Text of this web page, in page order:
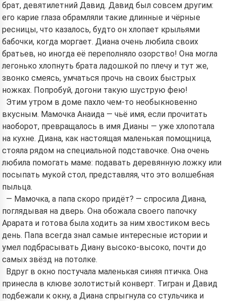
брат, девятилетний Давид. Давид был совсем другим:
его карие глаза обрамляли такие длинные и чёрные
ресницы, что казалось, будто он хлопает крыльями
бабочки, когда моргает. Диана очень любила своих
братьев, но иногда её переполняло озорство! Она могла
легонько хлопнуть брата ладошкой по плечу и тут же,
звонко смеясь, умчаться прочь на своих быстрых
ножках. Попробуй, догони такую шуструю фею!
Этим утром в доме пахло чем-то необыкновенно
вкусным. Мамочка Анаида — чьё имя, если прочитать
наоборот, превращалось в имя Дианы — уже хлопотала
на кухне. Диана, как настоящая маленькая помощница,
стояла рядом на специальной подставочке. Она очень
любила помогать маме: подавать деревянную ложку или
посыпать мукой стол, представляя, что это волшебная
пыльца.
— Мамочка, а папа скоро придёт? — спросила Диана,
поглядывая на дверь. Она обожала своего папочку
Арарата и готова была ходить за ним хвостиком весь
день. Папа всегда знал самые интересные истории и
умел подбрасывать Диану высоко-высоко, почти до
самых звёзд на потолке.
Вдруг в окно постучала маленькая синяя птичка. Она
принесла в клюве золотистый конверт. Тигран и Давид
подбежали к окну, а Диана спрыгнула со стульчика и